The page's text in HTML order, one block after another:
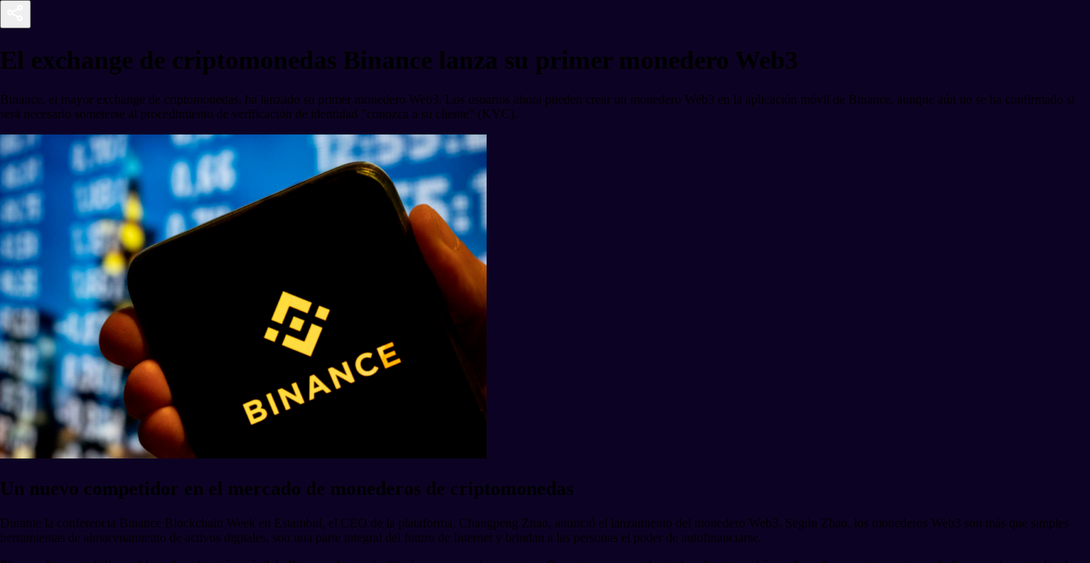
El exchange de criptomonedas Binance lanza su primer monedero Web3
Binance, el mayor exchange de criptomonedas, ha lanzado su primer monedero Web3. Los usuarios ahora pueden crear un monedero Web3 en la aplicación móvil de Binance, aunque aún no se ha confirmado si
será necesario someterse al procedimiento de verificación de identidad "conozca a su cliente" (KYC).
Un nuevo competidor en el mercado de monederos de criptomonedas
Durante la conferencia Binance Blockchain Week en Estambul, el CEO de la plataforma, Changpeng Zhao, anunció el lanzamiento del monedero Web3. Según Zhao, los monederos Web3 son más que simples
herramientas de almacenamiento de activos digitales, son una parte integral del futuro de Internet y brindan a las personas el poder de autofinanciarse.